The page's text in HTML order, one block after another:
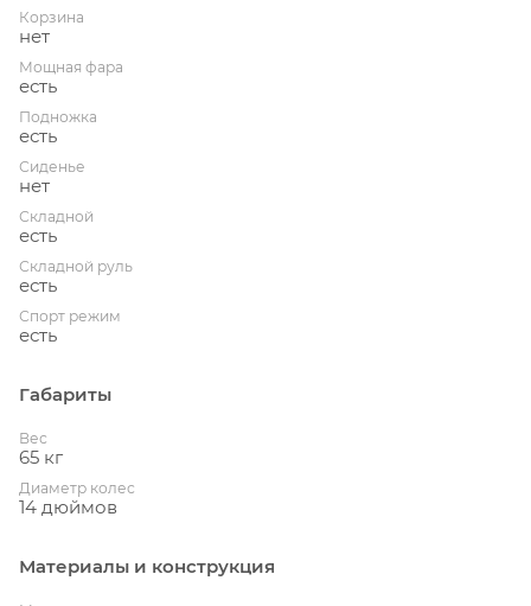
Корзина
нет
Мощная фара
есть
Подножка
есть
Сиденье
нет
Складной
есть
Складной руль
есть
Спорт режим
есть
Габариты
Вес
65 кг
Диаметр колес
14 дюймов
Материалы и конструкция